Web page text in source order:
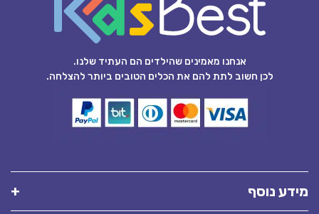
אנחנו מאמינים שהילדים הם העתיד שלנו.
לכן חשוב לתת להם את הכלים הטובים ביותר להצלחה.
מידע נוסף